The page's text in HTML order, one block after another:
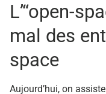
L’“open-
mal des
space
Aujourd’hui, on